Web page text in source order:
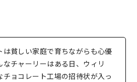
は貧しい家庭で育ちながらも心優
なチャーリーはある日、ウィリ
ョコレート工場の招待状が入っ